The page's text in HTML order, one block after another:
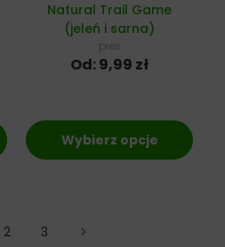
Natural Trail Game
(jeleń i sarna)
pies
Od:9,99 zł
Wybierz opcje
2 3 →